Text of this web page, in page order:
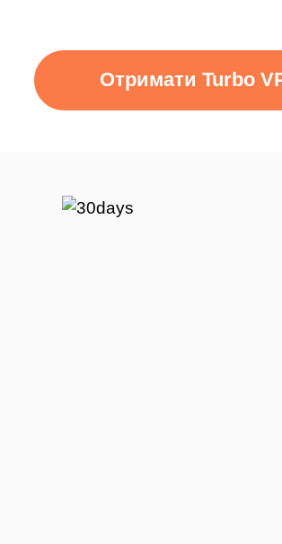
Отримати Turbo